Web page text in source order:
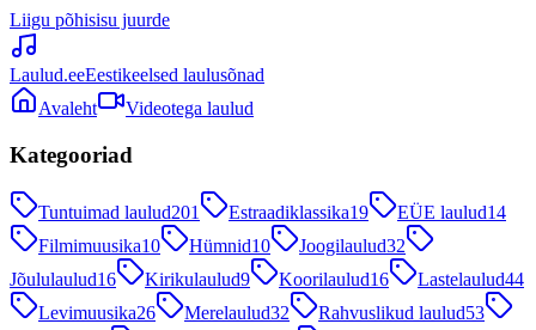
Liigu põhisisu juurde
Laulud.eeEestikeelsed laulusõnad
Avaleht
Videotega laulud
Kategooriad
Tuntuimad laulud201 Estraadiklassika19 EÜE laulud14
Filmimuusika10 Hümnid10 Joogilaulud32
Jõululaulud16 Kirikulaulud9 Koorilaulud16 Lastelaulud44
Levimuusika26 Merelaulud32 Rahvuslikud laulud53